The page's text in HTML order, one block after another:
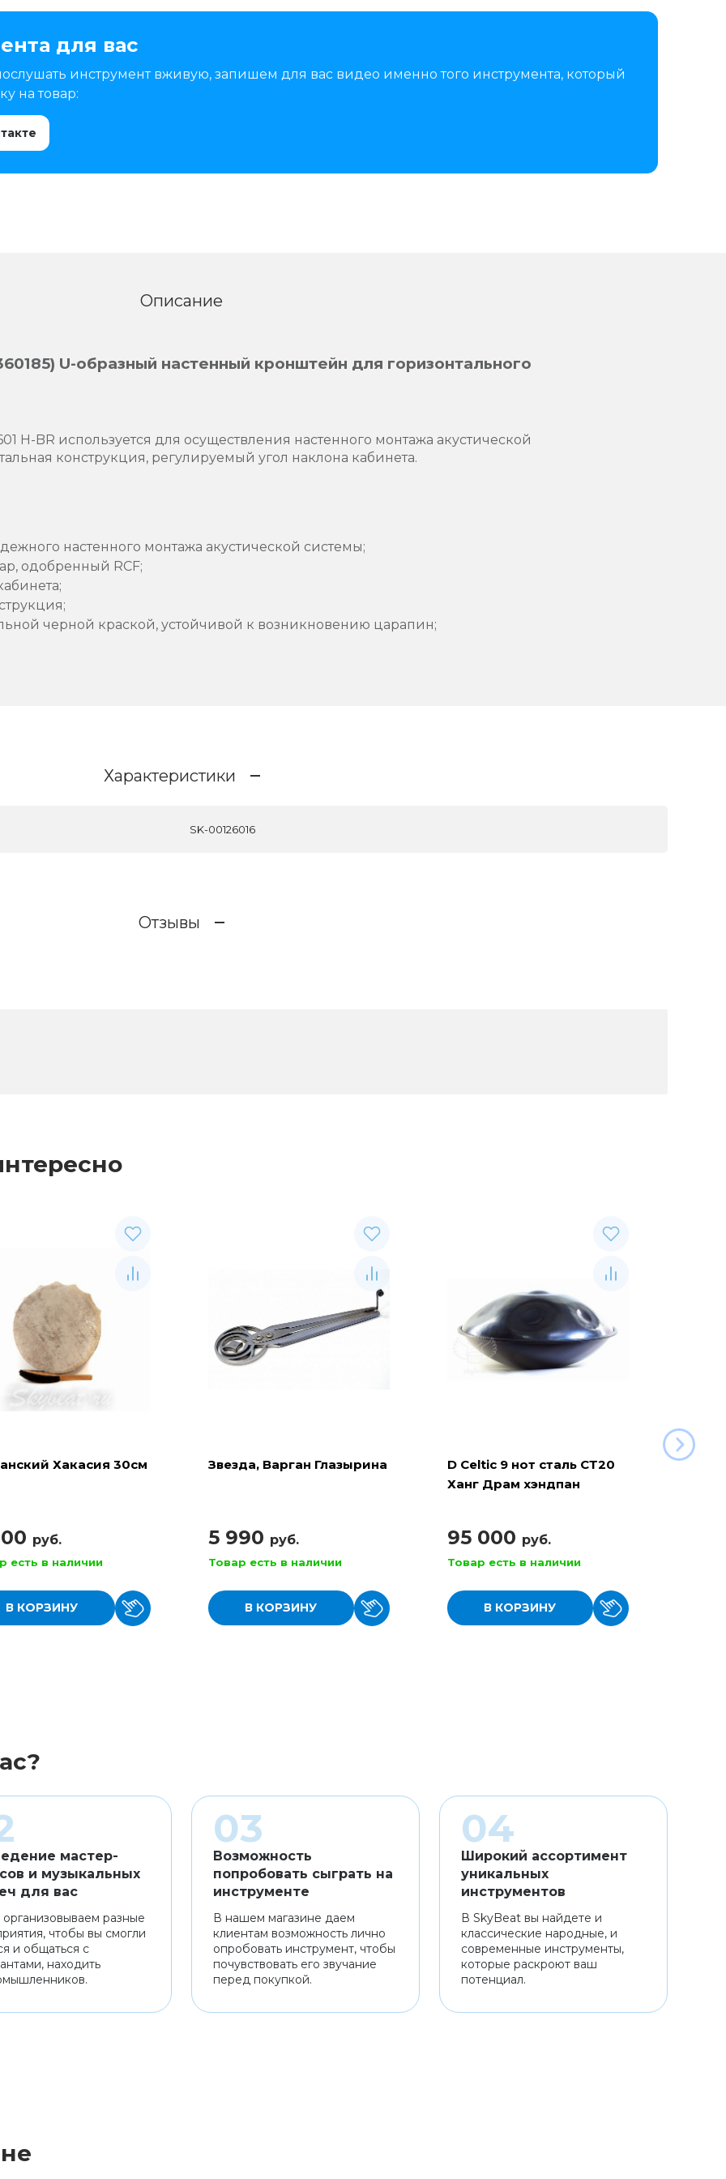
для вас
инструмент вживую, запишем для вас видео именно того инструмента, который
на товар:
Описание
U-образный настенный кронштейн для горизонтального
H-BR используется для осуществления настенного монтажа акустической
конструкция, регулируемый угол наклона кабинета.
настенного монтажа акустической системы;
одобренный RCF;
черной краской, устойчивой к возникновению царапин;
Характеристики
SK-00126016
Отзывы
Хакасия 30см
руб.
есть в наличии
В КОРЗИНУ
Звезда, Варган Глазырина
5 990 руб.
Товар есть в наличии
В КОРЗИНУ
D Celtic 9 нот сталь СТ20
Ханг Драм хэндпан
95 000 руб.
Товар есть в наличии
В КОРЗИНУ
Баян
мастер-
и музыкальных
для вас
организовываем разные
чтобы вы смогли
и общаться с
находить
Возможность
попробовать сыграть на
инструменте
В нашем магазине даем
клиентам возможность лично
опробовать инструмент, чтобы
почувствовать его звучание
перед покупкой.
Широкий ассортимент
уникальных
инструментов
В SkyBeat вы найдете и
классические народные, и
современные инструменты,
которые раскроют ваш
потенциал.